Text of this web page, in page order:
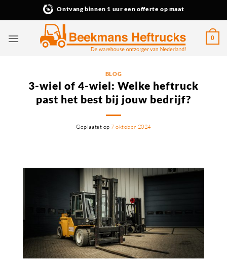
Ontvang binnen 1 uur een offerte op maat
0
BLOG
3-wiel of 4-wiel: Welke heftruck
past het best bij jouw bedrijf?
Geplaatst op7 oktober 2024